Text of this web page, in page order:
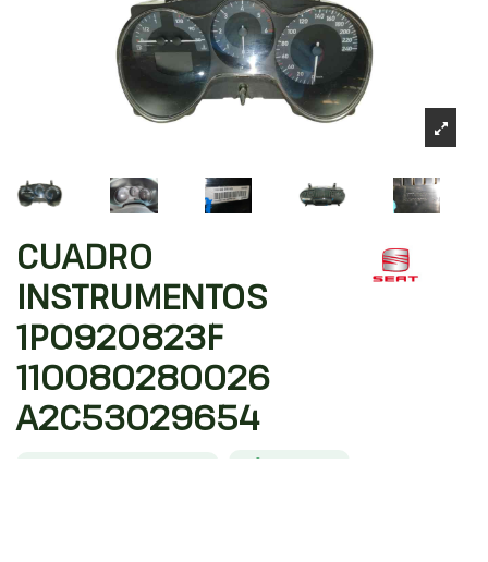
CUADRO
INSTRUMENTOS
1P0920823F
110080280026
A2C53029654